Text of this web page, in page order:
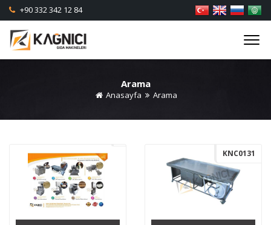
+90 332 342 12 84
Arama
Anasayfa Arama
KNC0131